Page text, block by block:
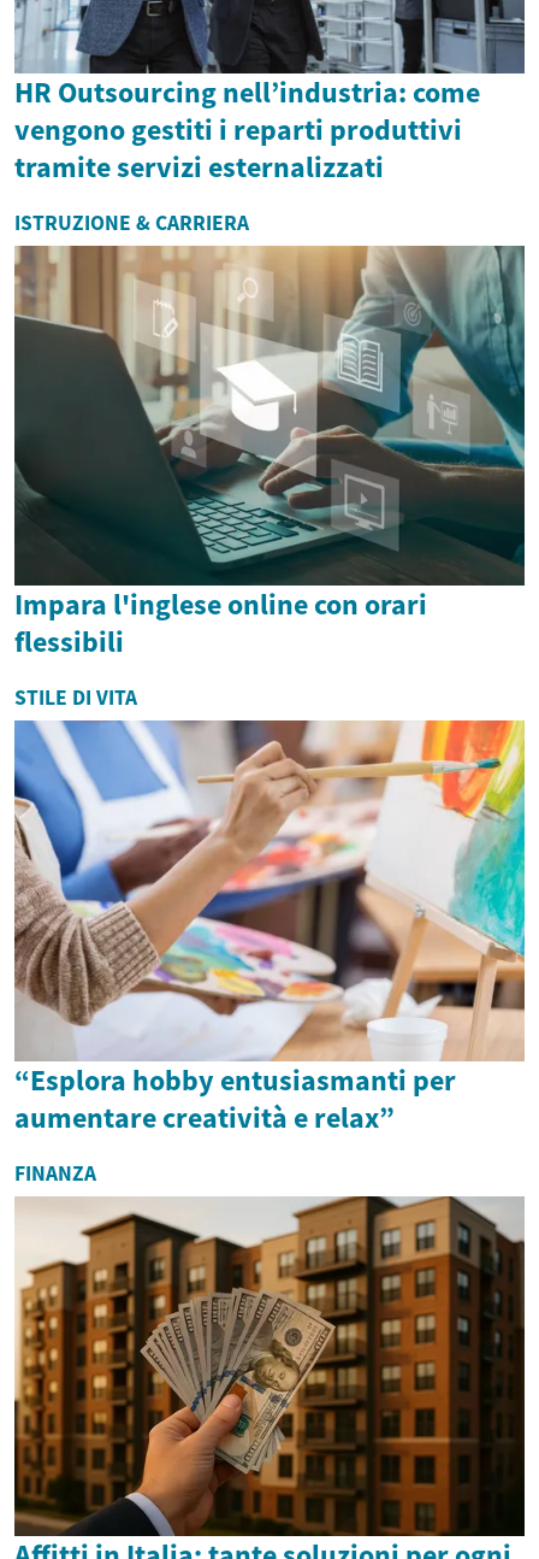
HR Outsourcing nell’industria: come
vengono gestiti i reparti produttivi
tramite servizi esternalizzati
ISTRUZIONE & CARRIERA
Impara l'inglese online con orari
flessibili
STILE DI VITA
“Esplora hobby entusiasmanti per
aumentare creatività e relax”
FINANZA